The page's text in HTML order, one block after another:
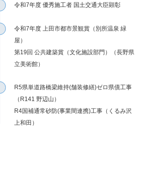
令和7年度 優秀施工者 国土交通大臣顕彰
令和7年度 上田市都市景観賞（別所温泉 緑
屋）
第19回 公共建築賞（文化施設部門）（長野県
立美術館）
R5県単道路橋梁維持(舗装修繕)ゼロ県債工事
（R141 野辺山）
R4国補通常砂防(事業間連携)工事（くるみ沢
上和田）